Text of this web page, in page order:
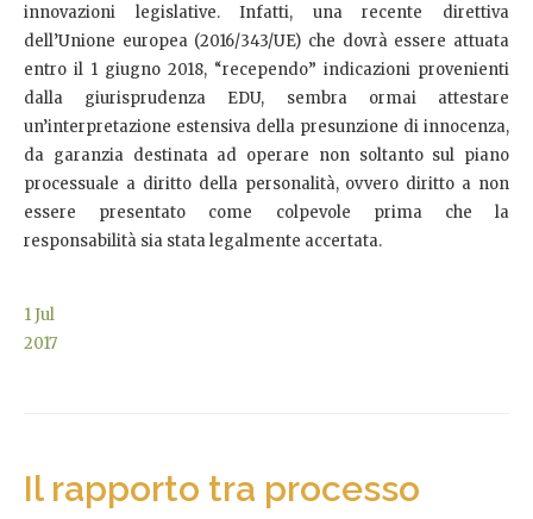
innovazioni legislative. Infatti, una recente direttiva
dell’Unione europea (2016/343/UE) che dovrà essere attuata
entro il 1 giugno 2018, “recependo” indicazioni provenienti
dalla giurisprudenza EDU, sembra ormai attestare
un’interpretazione estensiva della presunzione di innocenza,
da garanzia destinata ad operare non soltanto sul piano
processuale a diritto della personalità, ovvero diritto a non
essere presentato come colpevole prima che la
responsabilità sia stata legalmente accertata.
1Jul
2017
Il rapporto tra processo